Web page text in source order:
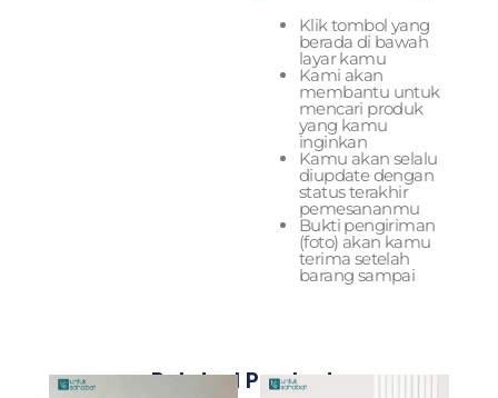
Klik tombol yang
berada di bawah
layar kamu
Kami akan
membantu untuk
mencari produk
yang kamu
inginkan
Kamu akan selalu
diupdate dengan
status terakhir
pemesananmu
Bukti pengiriman
(foto) akan kamu
terima setelah
barang sampai
Related Products